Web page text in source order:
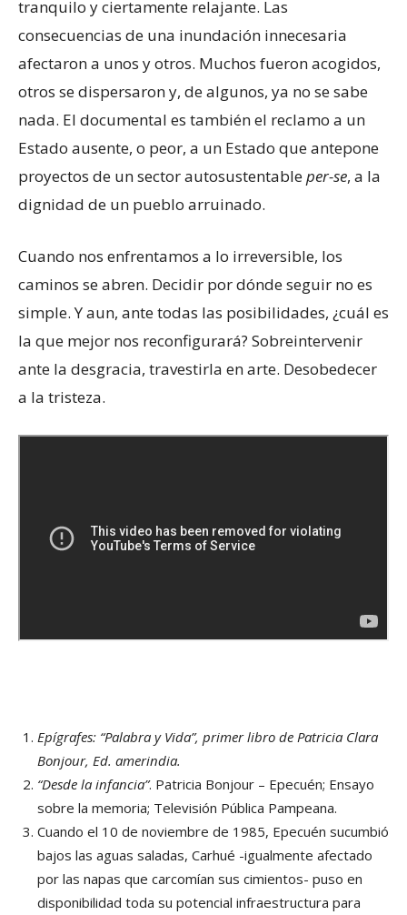
tranquilo y ciertamente relajante. Las
consecuencias de una inundación innecesaria
afectaron a unos y otros. Muchos fueron acogidos,
otros se dispersaron y, de algunos, ya no se sabe
nada. El documental es también el reclamo a un
Estado ausente, o peor, a un Estado que antepone
proyectos de un sector autosustentableper-se, a la
dignidad de un pueblo arruinado.
Cuando nos enfrentamos a lo irreversible, los
caminos se abren. Decidir por dónde seguir no es
simple. Y aun, ante todas las posibilidades, ¿cuál es
la que mejor nos reconfigurará? Sobreintervenir
ante la desgracia, travestirla en arte. Desobedecer
a la tristeza.
Epígrafes: “Palabra y Vida”, primer libro de Patricia Clara
Bonjour, Ed. amerindia.
“Desde la infancia”. Patricia Bonjour – Epecuén; Ensayo
sobre la memoria; Televisión Pública Pampeana.
Cuando el 10 de noviembre de 1985, Epecuén sucumbió
bajos las aguas saladas, Carhué -igualmente afectado
por las napas que carcomían sus cimientos- puso en
disponibilidad toda su potencial infraestructura para